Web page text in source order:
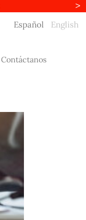
Español English
Contáctanos